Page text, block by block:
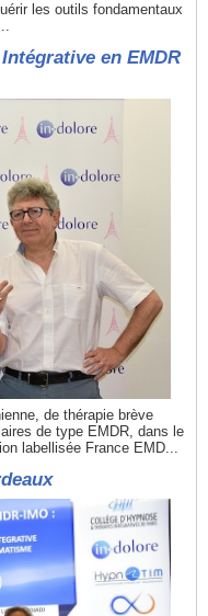
les outils fondamentaux
en EMDR
de thérapie brève
de type EMDR, dans le
labellisée France EMD...